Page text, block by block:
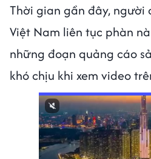
Thời gian gần đây, người
Việt Nam liên tục phàn
những đoạn quảng cáo
khó chịu khi xem video